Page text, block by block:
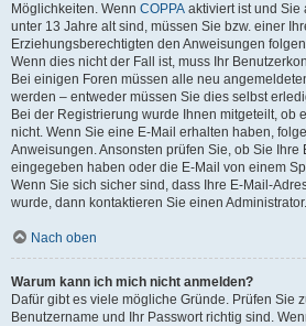
Möglichkeiten. Wenn COPPA aktiviert ist und Sie
unter 13 Jahre alt sind, müssen Sie bzw. einer
Erziehungsberechtigten den Anweisungen
Wenn dies nicht der Fall ist, muss Ihr
Bei einigen Foren müssen alle neu
werden – entweder müssen Sie dies selbst
Bei der Registrierung wurde Ihnen mitgeteilt, ob
nicht. Wenn Sie eine E-Mail erhalten haben,
Anweisungen. Ansonsten prüfen Sie, ob Sie Ihre
eingegeben haben oder die E-Mail von einem
Wenn Sie sich sicher sind, dass Ihre E-Mail-
wurde, dann kontaktieren Sie einen Administrator.
Nach oben
Warum kann ich mich nicht anmelden?
Dafür gibt es viele mögliche Gründe. Prüfen Sie
Benutzername und Ihr Passwort richtig sind.